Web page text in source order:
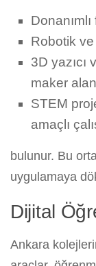
Robotik
3D yazıcı
maker
STEM
amaçlı
bulunur. Bu
uygulamaya
Dijital
Ankara